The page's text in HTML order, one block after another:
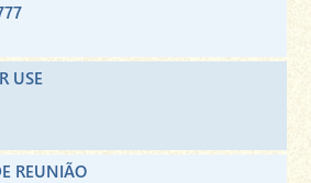
USE
REUNIÃO